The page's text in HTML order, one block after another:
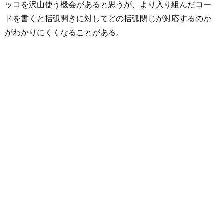
ッコを沢山使う機会があると思うが、より入り組んだコー
ドを書くと括弧開きに対してどの括弧閉じが対応するのか
がわかりにくくなることがある。